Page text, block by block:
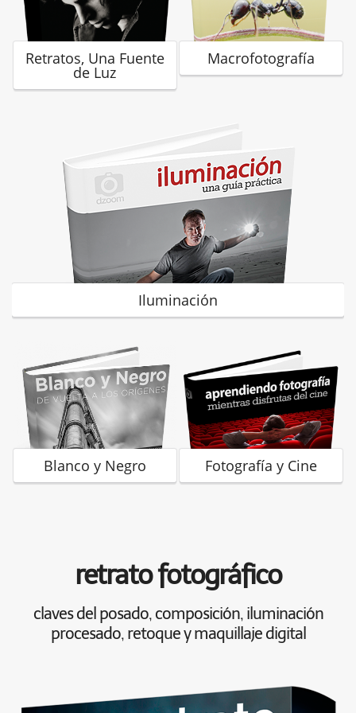
Retratos, Una Fuente
de Luz
Macrofotografía
Iluminación
Blanco y Negro Fotografía y Cine
retrato fotográfico
claves del posado, composición, iluminación
procesado, retoque y maquillaje digital